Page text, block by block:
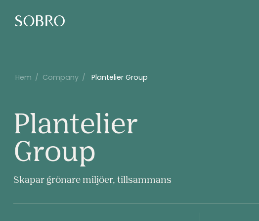
Hem / Company / Plantelier Group
Plantelier
Group
Group
Skapar grönare miljöer, tillsammans